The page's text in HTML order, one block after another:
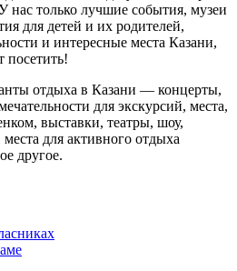
только лучшие события, музеи
для детей и их родителей,
и интересные места Казани,
посетить!
отдыха в Казани — концерты,
для экскурсий, места,
выставки, театры, шоу,
для активного отдыха
другое.